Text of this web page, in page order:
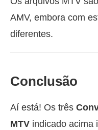
AMV, embora com
diferentes.
Conclusão
Aí está! Os três
MTV indicado acima